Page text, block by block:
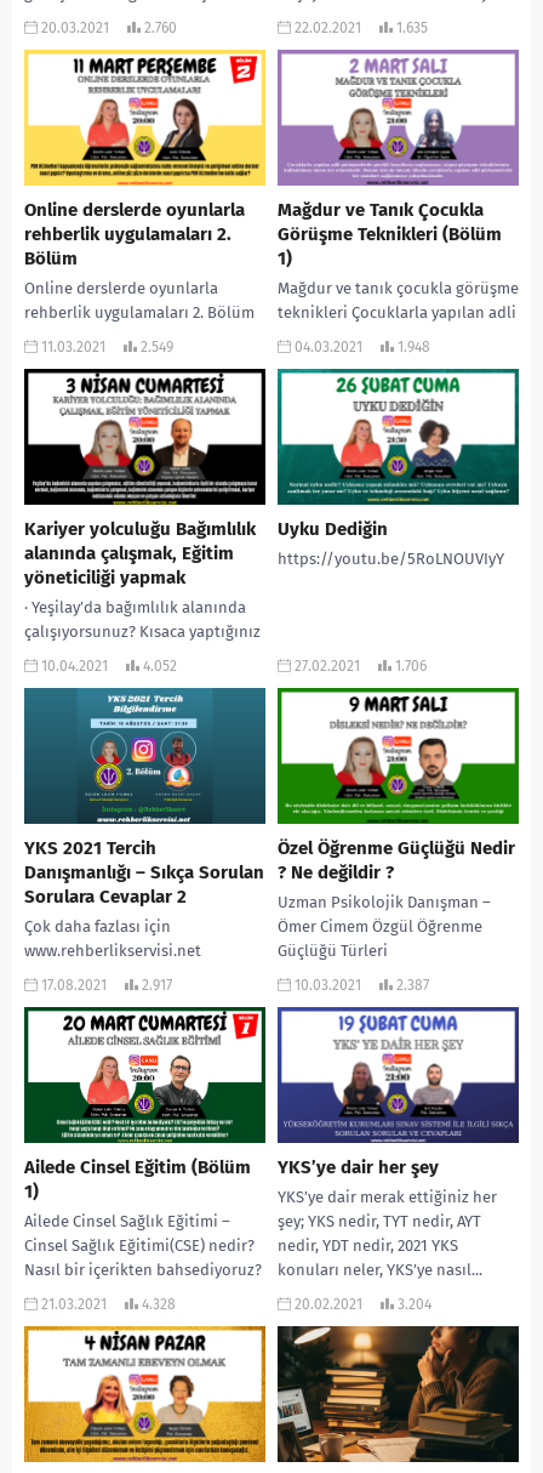
sağlanması, uygun görüşme
arz etmektedir....
20.03.2021 2.760
psikanalitik bir bakış...
22.02.2021 1.635
Online derslerde oyunlarla
rehberlik uygulamaları 2.
Bölüm
Online derslerde oyunlarla
rehberlik uygulamaları 2. Bölüm
PDR hizmetleri kapsamında
sağlamlıklarına katkı verecek
önleyici ve gelişimsel online
11.03.2021 2.549
Mağdur ve Tanık Çocukla
Görüşme Teknikleri (Bölüm
1)
Mağdur ve tanık çocukla görüşme
teknikleri Çocuklarla yapılan adli
görüşmelerde gerekli koşulların
tekniklerinin kullanılması önem
arz etmektedir....
04.03.2021 1.948
Kariyer yolculuğu Bağımlılık
alanında çalışmak, Eğitim
yöneticiliği yapmak
· Yeşilay’da bağımlılık alanında
çalışıyorsunuz? Kısaca yaptığınız
işlerden bahseder misiniz? ·
bağımlılıklarla ilgili bir alanda
çalışmaya nasıl...
10.04.2021 4.052
Uyku Dediğin
https://youtu.be/5RoLNOUVIyY
27.02.2021 1.706
YKS 2021 Tercih
Danışmanlığı – Sıkça Sorulan
Sorulara Cevaplar 2
Çok daha fazlası için
www.rehberlikservisi.net
#rehberlikservisi #pdrakademi
#ösym #2021ykstayfa #ales
#2021tayfaçalışıyor #yks2021tayfa
#onlinerehberlik
#2022tayfadersçalışıyor
#2022tayfa...
17.08.2021 2.917
Özel Öğrenme Güçlüğü Nedir
? Ne değildir ?
Uzman Psikolojik Danışman –
Ömer Cimem Özgül Öğrenme
Güçlüğü Türleri
10.03.2021 2.387
Ailede Cinsel Eğitim (Bölüm
1)
Ailede Cinsel Sağlık Eğitimi –
Cinsel Sağlık Eğitimi(CSE) nedir?
Nasıl bir içerikten bahsediyoruz?
– CSE’ne gerçekten ihtiyaç var mı?
21.03.2021 4.328
YKS’ye dair her şey
YKS’ye dair merak ettiğiniz her
şey; YKS nedir, TYT nedir, AYT
nedir, YDT nedir, 2021 YKS
konuları neler, YKS’ye nasıl...
20.02.2021 3.204